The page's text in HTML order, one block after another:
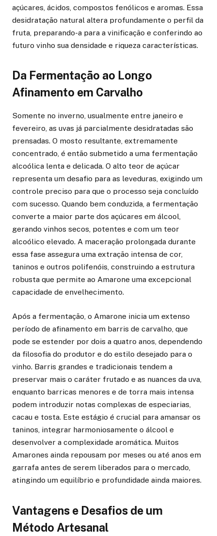
açúcares, ácidos, compostos fenólicos e aromas. Essa
desidratação natural altera profundamente o perfil da
fruta, preparando-a para a vinificação e conferindo ao
futuro vinho sua densidade e riqueza características.
Da Fermentação ao Longo
Afinamento em Carvalho
Somente no inverno, usualmente entre janeiro e
fevereiro, as uvas já parcialmente desidratadas são
prensadas. O mosto resultante, extremamente
concentrado, é então submetido a uma fermentação
alcoólica lenta e delicada. O alto teor de açúcar
representa um desafio para as leveduras, exigindo um
controle preciso para que o processo seja concluído
com sucesso. Quando bem conduzida, a fermentação
converte a maior parte dos açúcares em álcool,
gerando vinhos secos, potentes e com um teor
alcoólico elevado. A maceração prolongada durante
essa fase assegura uma extração intensa de cor,
taninos e outros polifenóis, construindo a estrutura
robusta que permite ao Amarone uma excepcional
capacidade de envelhecimento.
Após a fermentação, o Amarone inicia um extenso
período de afinamento em barris de carvalho, que
pode se estender por dois a quatro anos, dependendo
da filosofia do produtor e do estilo desejado para o
vinho. Barris grandes e tradicionais tendem a
preservar mais o caráter frutado e as nuances da uva,
enquanto barricas menores e de torra mais intensa
podem introduzir notas complexas de especiarias,
cacau e tosta. Este estágio é crucial para amansar os
taninos, integrar harmoniosamente o álcool e
desenvolver a complexidade aromática. Muitos
Amarones ainda repousam por meses ou até anos em
garrafa antes de serem liberados para o mercado,
atingindo um equilíbrio e profundidade ainda maiores.
Vantagens e Desafios de um
Método Artesanal